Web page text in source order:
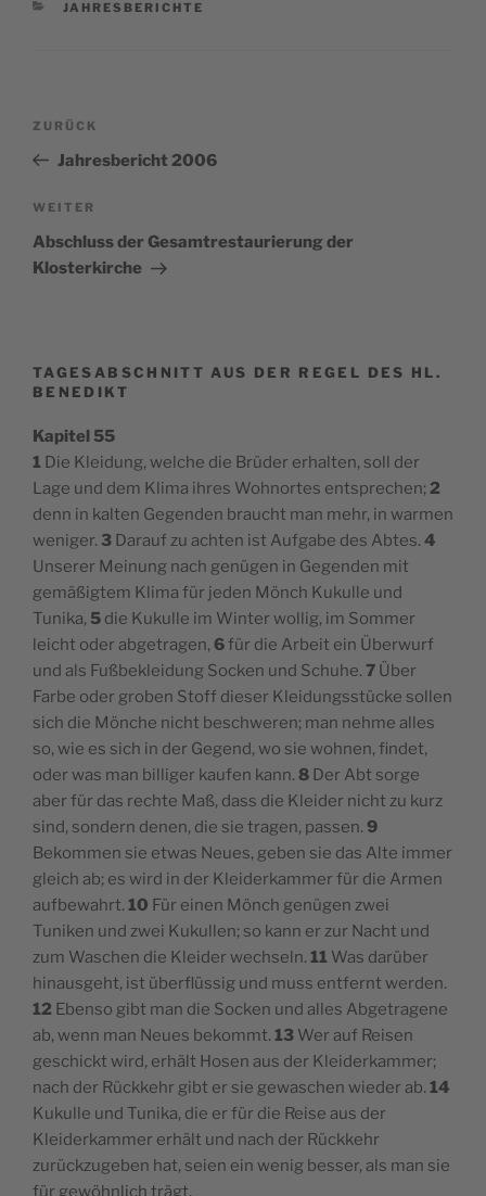
KATEGORIEN
JAHRESBERICHTE
Beitragsnavigation
Vorheriger
Beitrag
ZURÜCK
Jahresbericht 2006
Nächster
Beitrag
WEITER
Abschluss der Gesamtrestaurierung der
Klosterkirche
TAGESABSCHNITT AUS DER REGEL DES HL.
BENEDIKT
Kapitel 55
1 Die Kleidung, welche die Brüder erhalten, soll der
Lage und dem Klima ihres Wohnortes entsprechen; 2
denn in kalten Gegenden braucht man mehr, in warmen
weniger. 3 Darauf zu achten ist Aufgabe des Abtes. 4
Unserer Meinung nach genügen in Gegenden mit
gemäßigtem Klima für jeden Mönch Kukulle und
Tunika, 5 die Kukulle im Winter wollig, im Sommer
leicht oder abgetragen, 6für die Arbeit ein Überwurf
und als Fußbekleidung Socken und Schuhe. 7 Über
Farbe oder groben Stoff dieser Kleidungsstücke sollen
sich die Mönche nicht beschweren; man nehme alles
so, wie es sich in der Gegend, wo sie wohnen, findet,
oder was man billiger kaufen kann. 8 Der Abt sorge
aber für das rechte Maß, dass die Kleider nicht zu kurz
sind, sondern denen, die sie tragen, passen. 9
Bekommen sie etwas Neues, geben sie das Alte immer
gleich ab; es wird in der Kleiderkammer für die Armen
aufbewahrt. 10 Für einen Mönch genügen zwei
Tuniken und zwei Kukullen; so kann er zur Nacht und
zum Waschen die Kleider wechseln. 11 Was darüber
hinausgeht, ist überflüssig und muss entfernt werden.
12 Ebenso gibt man die Socken und alles Abgetragene
ab, wenn man Neues bekommt. 13 Wer auf Reisen
geschickt wird, erhält Hosen aus der Kleiderkammer;
nach der Rückkehr gibt er sie gewaschen wieder ab. 14
Kukulle und Tunika, die er für die Reise aus der
Kleiderkammer erhält und nach der Rückkehr
zurückzugeben hat, seien ein wenig besser, als man sie
für gewöhnlich trägt.